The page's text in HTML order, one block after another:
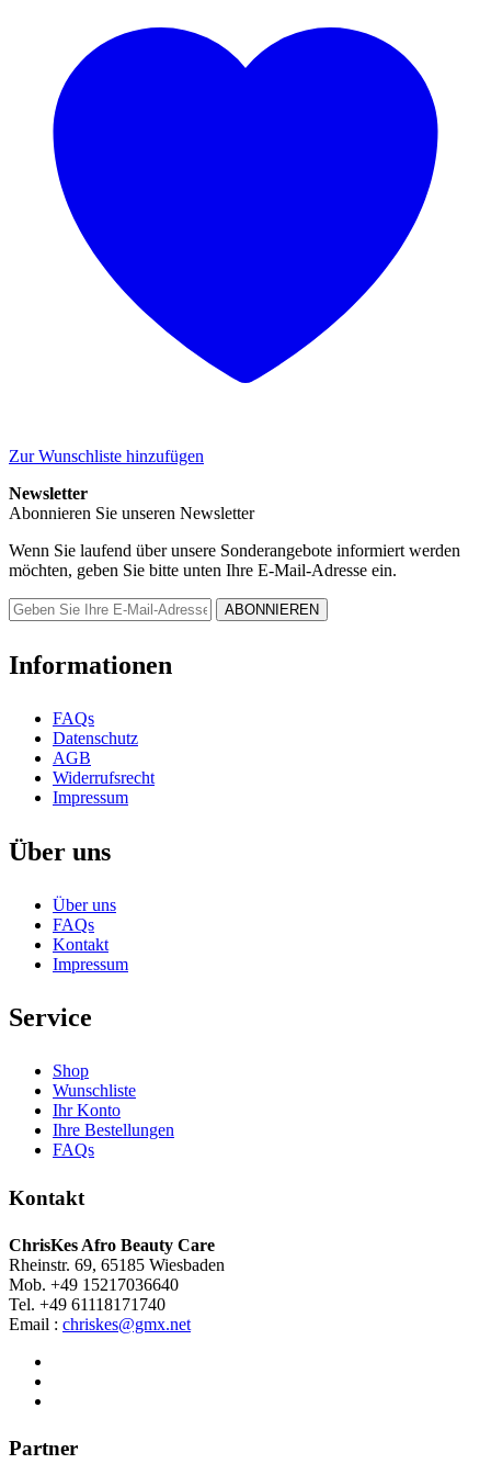
Zur Wunschliste hinzufügen
Newsletter
Abonnieren Sie unseren Newsletter
Wenn Sie laufend über unsere Sonderangebote informiert werden
möchten, geben Sie bitte unten Ihre E-Mail-Adresse ein.
Informationen
FAQs
Datenschutz
AGB
Widerrufsrecht
Impressum
Über uns
Über uns
FAQs
Kontakt
Impressum
Service
Shop
Wunschliste
Ihr Konto
Ihre Bestellungen
FAQs
Kontakt
ChrisKes Afro Beauty Care
Rheinstr. 69, 65185 Wiesbaden
Mob. +49 15217036640
Tel. +49 61118171740
Email : chriskes@gmx.net
Partner